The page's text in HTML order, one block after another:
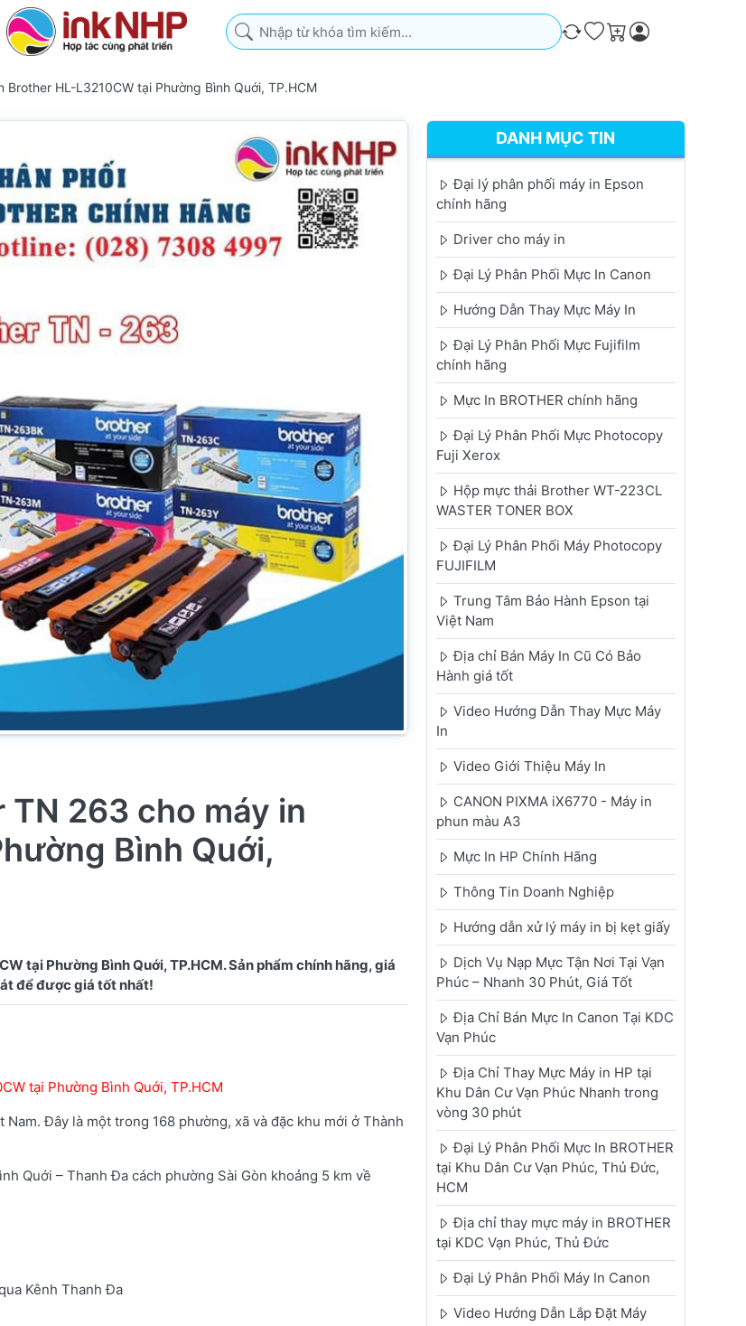
Nhập từ khóa tìm kiếm. Kết quả sẽ tự động xuất hiện khi bạn nhập. Nhấn phím
So sánh
Ưa thích
Giỏ hàng
HL-L3210CW tại Phường Bình Quới, TP.HCM
263 cho máy in
Bình Quới,
tại Phường Bình Quới, TP.HCM. Sản phẩm chính hãng, giá
tại Phường Bình Quới, TP.HCM
Đây là một trong 168 phường, xã và đặc khu mới ở Thành
Quới – Thanh Đa cách phường Sài Gòn khoảng 5 km về
Kênh Thanh Đa
DANH MỤC TIN
Đại lý phân phối máy in Epson
chính hãng
Driver cho máy in
Đại Lý Phân Phối Mực In Canon
Hướng Dẫn Thay Mực Máy In
Đại Lý Phân Phối Mực Fujifilm
chính hãng
Mực In BROTHER chính hãng
Đại Lý Phân Phối Mực Photocopy
Fuji Xerox
Hộp mực thải Brother WT-223CL
WASTER TONER BOX
Đại Lý Phân Phối Máy Photocopy
FUJIFILM
Trung Tâm Bảo Hành Epson tại
Việt Nam
Địa chỉ Bán Máy In Cũ Có Bảo
Hành giá tốt
Video Hướng Dẫn Thay Mực Máy
In
Video Giới Thiệu Máy In
CANON PIXMA iX6770 - Máy in
phun màu A3
Mực In HP Chính Hãng
Thông Tin Doanh Nghiệp
Hướng dẫn xử lý máy in bị kẹt giấy
Dịch Vụ Nạp Mực Tận Nơi Tại Vạn
Phúc – Nhanh 30 Phút, Giá Tốt
Địa Chỉ Bán Mực In Canon Tại KDC
Vạn Phúc
Địa Chỉ Thay Mực Máy in HP tại
Khu Dân Cư Vạn Phúc Nhanh trong
vòng 30 phút
Đại Lý Phân Phối Mực In BROTHER
tại Khu Dân Cư Vạn Phúc, Thủ Đức,
HCM
Địa chỉ thay mực máy in BROTHER
tại KDC Vạn Phúc, Thủ Đức
Đại Lý Phân Phối Máy In Canon
Video Hướng Dẫn Lắp Đặt Máy